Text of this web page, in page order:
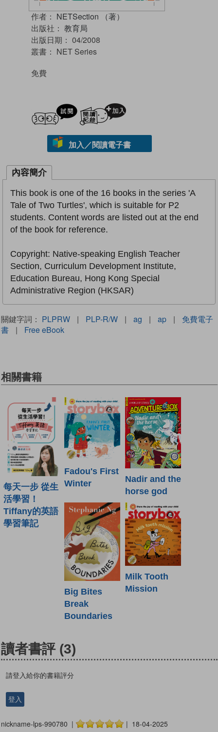
作者： NETSection （著）
出版社： 教育局
出版日期： 04/2008
叢書： NET Series
免費
試閲
加入／閱讀電子書
內容簡介
This book is one of the 16 books in the series 'A
Tale of Two Turtles', which is suitable for P2
students. Content words are listed out at the end
of the book for reference.
Copyright: Native-speaking English Teacher
Section, Curriculum Development Institute,
Education Bureau, Hong Kong Special
Administrative Region (HKSAR)
關鍵字詞： PLPRW | PLP-R/W | ag | ap |
免費電子
書
| Free eBook
相關書籍
每天一步 從生
活學習！
Tiffany的英語
學習筆記
Fadou's First
Winter
Nadir and the
horse god
Big Bites
Break
Boundaries
Milk Tooth
Mission
讀者書評 (3)
請登入給你的書籍評分
登入
nickname-lps-990780 | | 18-04-2025